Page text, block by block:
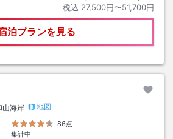
税込 27,500円〜51,700円
泊プランを見る
山海岸
地図
86点
集計中